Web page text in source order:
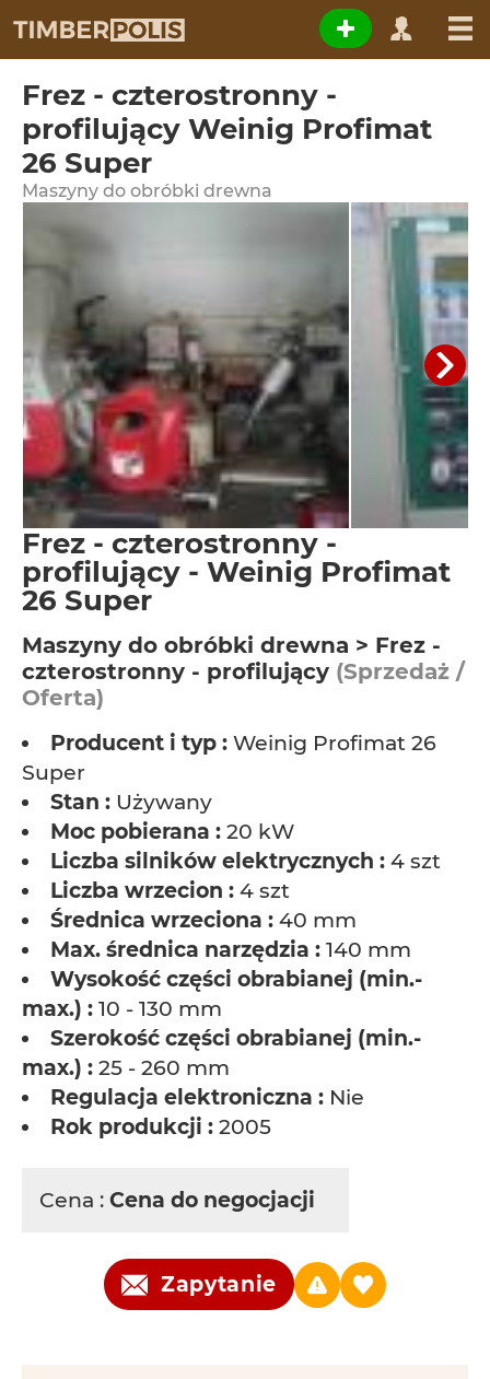
Frez - czterostronny -
profilujący Weinig Profimat
26 Super
Maszyny do obróbki drewna
Frez - czterostronny -
profilujący - Weinig Profimat
26 Super
Maszyny do obróbki drewna > Frez -
czterostronny - profilujący (Sprzedaż /
Oferta)
Producent i typ : Weinig Profimat 26
Super
Stan : Używany
Moc pobierana : 20 kW
Liczba silników elektrycznych : 4 szt
Liczba wrzecion : 4 szt
Średnica wrzeciona : 40 mm
Max. średnica narzędzia : 140 mm
Wysokość części obrabianej (min.-
max.) : 10 - 130 mm
Szerokość części obrabianej (min.-
max.) : 25 - 260 mm
Regulacja elektroniczna : Nie
Rok produkcji : 2005
Cena : Cena do negocjacji
Zapytanie